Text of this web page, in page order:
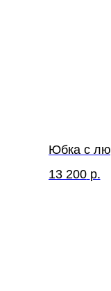
Юбка с
13 200 р.